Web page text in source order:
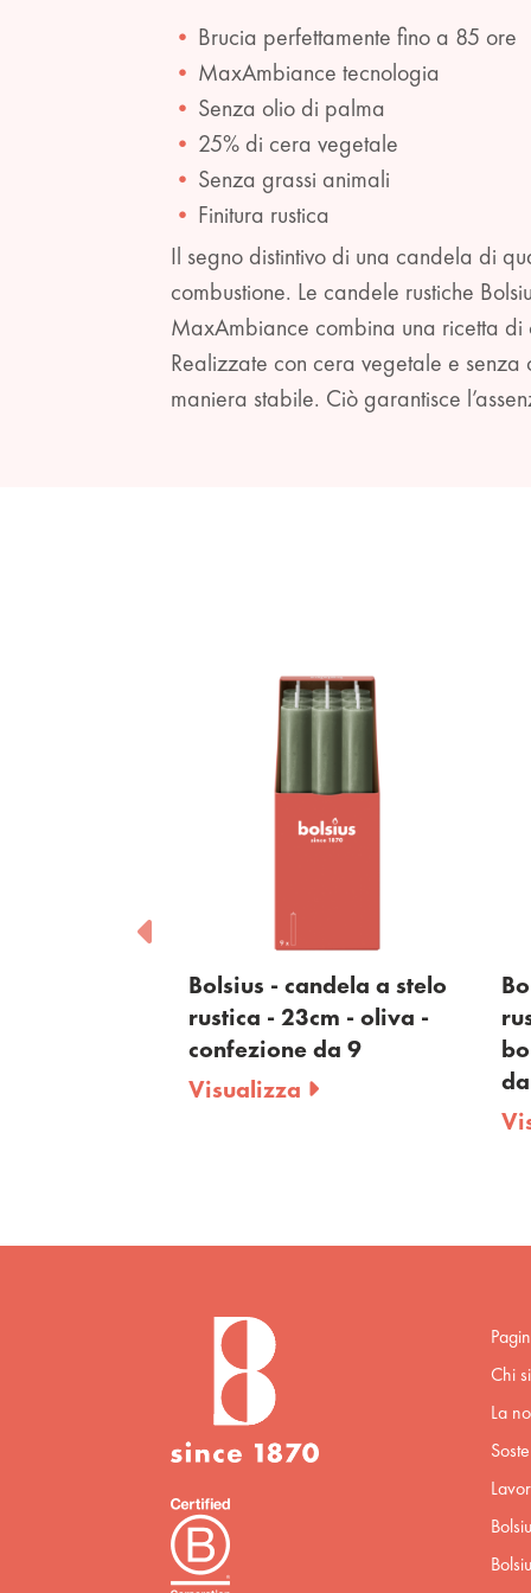
Brucia perfettamente fino a 85 ore
MaxAmbiance tecnologia
Senza olio di palma
25% di cera vegetale
Senza grassi animali
Finitura rustica
Il segno distintivo di una candela di
combustione. Le candele rustiche
MaxAmbiance combina una ricetta di
Realizzate con cera vegetale e
maniera stabile. Ciò garantisce
Bolsius - candela a stelo
rustica - 23cm - oliva -
confezione da 9
Visualizza
Chi
La